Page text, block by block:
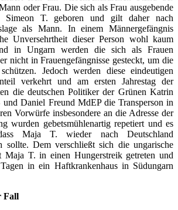
oder Frau. Die sich als Frau ausgebende
T. geboren und gilt daher nach
als Mann. In einem Männergefängnis
Unversehrtheit dieser Person wohl kaum
in Ungarn werden die sich als Frauen
nicht in Frauengefängnisse gesteckt, um die
Jedoch werden diese eindeutigen
verkehrt und am ersten Jahrestag der
die deutschen Politiker der Grünen Katrin
Daniel Freund MdEP die Transperson in
Vorwürfe insbesondere an die Adresse der
wurden gebetsmühlenartig repetiert und es
Maja T. wieder nach Deutschland
sollte. Dem verschließt sich die ungarische
Maja T. in einen Hungerstreik getreten und
in ein Haftkrankenhaus in Südungarn
Fall